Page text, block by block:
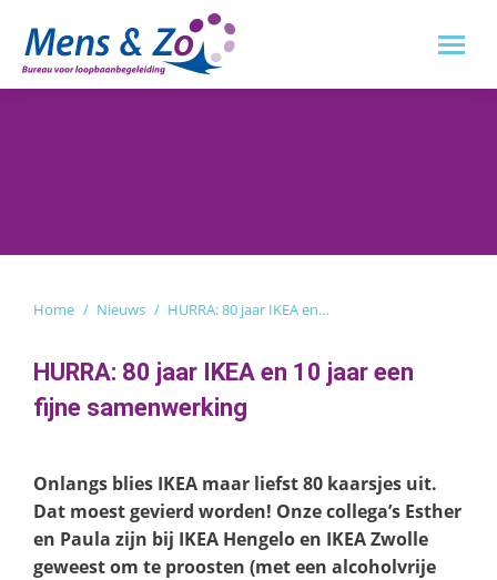
Home Nieuws HURRA: 80 jaar IKEA en…
HURRA: 80 jaar IKEA en 10 jaar een
fijne samenwerking
Onlangs blies IKEA maar liefst 80 kaarsjes uit.
Dat moest gevierd worden! Onze collega’s Esther
en Paula zijn bij IKEA Hengelo en IKEA Zwolle
geweest om te proosten (met een alcoholvrije